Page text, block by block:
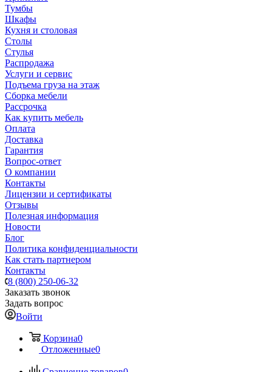
Тумбы
Шкафы
Кухня и столовая
Столы
Стулья
Распродажа
Услуги и сервис
Подъема груза на этаж
Сборка мебели
Рассрочка
Как купить мебель
Оплата
Доставка
Гарантия
Вопрос-ответ
О компании
Контакты
Лицензии и сертификаты
Отзывы
Полезная информация
Новости
Блог
Политика конфиденциальности
Как стать партнером
Контакты
8 (800) 250-06-32
Заказать звонок
Задать вопрос
Войти
Корзина0
Отложенные0